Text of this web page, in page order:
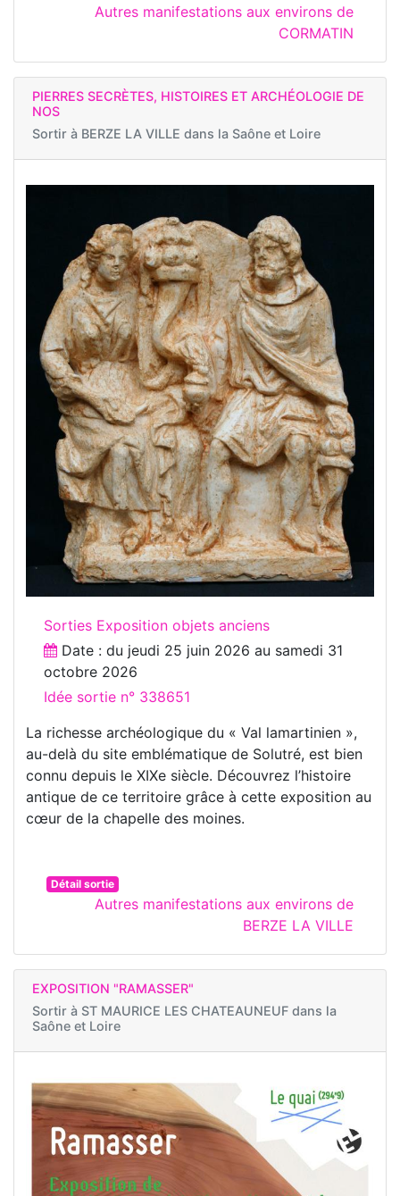
Autres manifestations aux environs de
CORMATIN
PIERRES SECRÈTES, HISTOIRES ET ARCHÉOLOGIE DE
NOS
Sortir à BERZE LA VILLE dans la Saône et Loire
Sorties Exposition objets anciens
Date : du jeudi 25 juin 2026 au samedi 31
octobre 2026
Idée sortie n° 338651
La richesse archéologique du « Val lamartinien »,
au-delà du site emblématique de Solutré, est bien
connu depuis le XIXe siècle. Découvrez l’histoire
antique de ce territoire grâce à cette exposition au
cœur de la chapelle des moines.
Détail sortie
Autres manifestations aux environs de
BERZE LA VILLE
EXPOSITION "RAMASSER"
Sortir à ST MAURICE LES CHATEAUNEUF dans la
Saône et Loire